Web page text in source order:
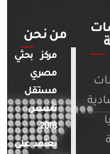
من نحن
مركز بحثي
مصري
مستقل
تأسس
2018.
يعتمد على